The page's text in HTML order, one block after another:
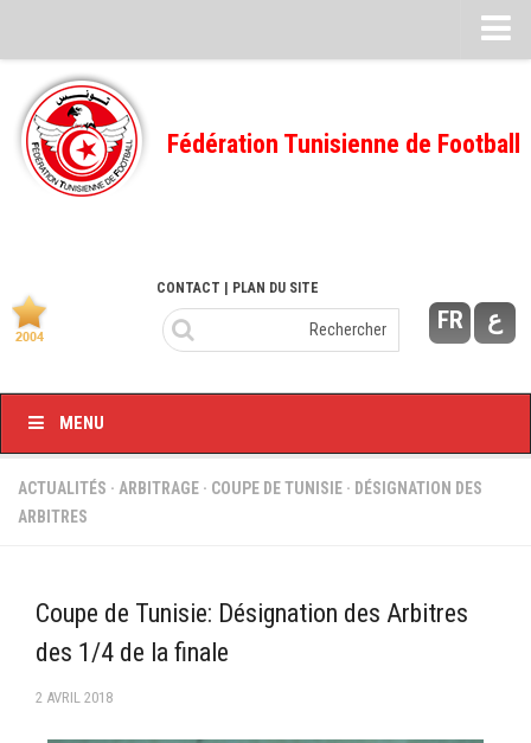
Feuille de match
FMI – 2022/2023
Ligue I – 2022/2023
Ligue I – 2020/2021
Ligue I – 2019/2020
Feuilles de match 2018/2019
Fédération Tunisienne de Football
FR ع
CONTACT | PLAN DU SITE
MENU
ACTUALITÉS · ARBITRAGE · COUPE DE TUNISIE · DÉSIGNATION DES
ARBITRES
Coupe de Tunisie: Désignation des Arbitres
des 1/4 de la finale
2 AVRIL 2018